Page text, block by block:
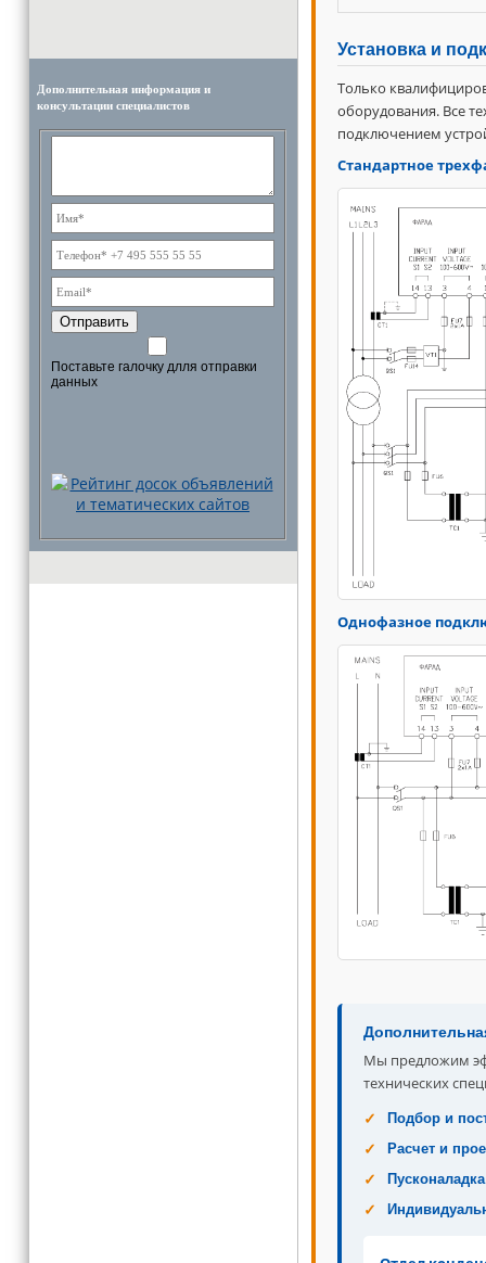
Дополнительная информация и
консультации специалистов
Отправить
Поставьте галочку длля отправки
данных
Установка и
Только
оборудования. Все
подключением
Стандартное
Однофазное
Мы предложим
технических
Подбор и
Расчет и